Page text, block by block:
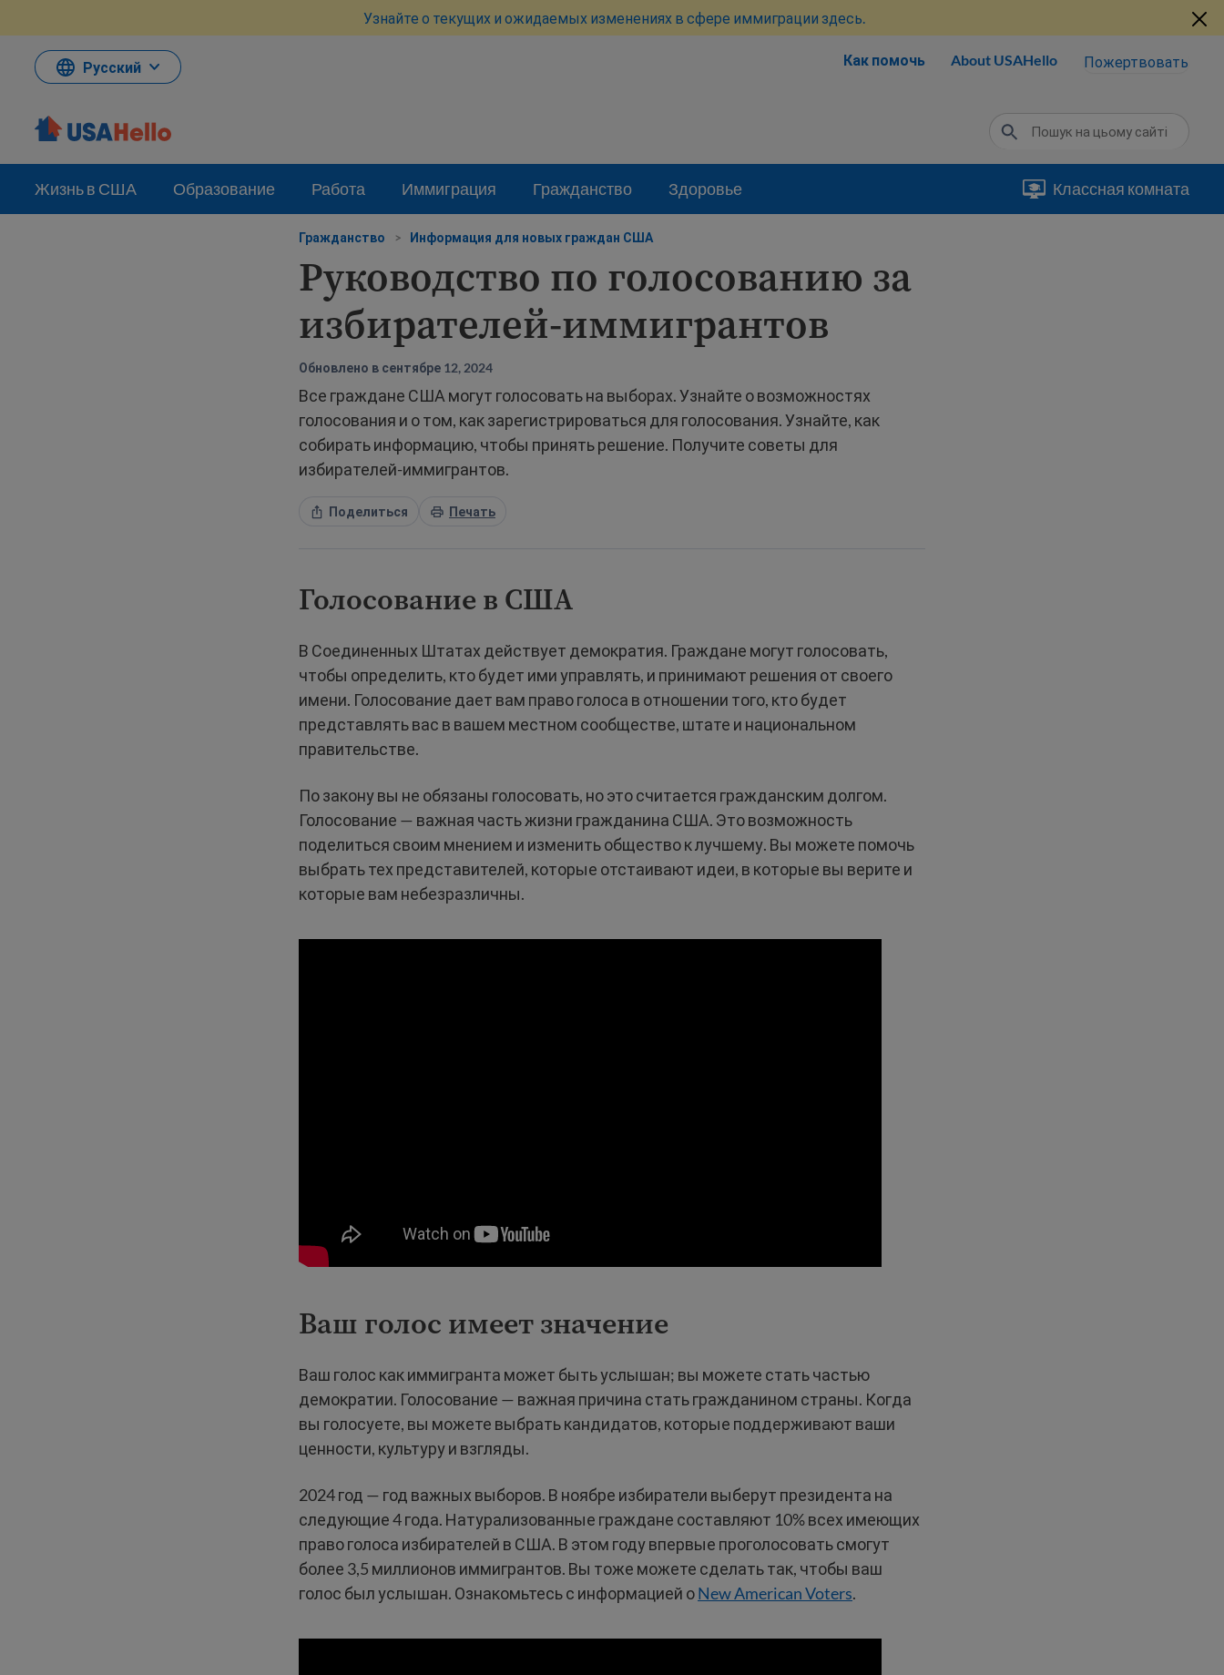
материалам
Узнайте о текущих и ожидаемых изменениях в сфере иммиграции здесь.
Русский Как помочь About USAHello Пожертвовать
Жизнь в США Образование Работа Иммиграция Гражданство Здоровье Классная комната
Гражданство > Информация для новых граждан США
Руководство по голосованию за
избирателей-иммигрантов
Обновлено в сентябре 12, 2024
Все граждане США могут голосовать на выборах. Узнайте о возможностях
голосования и о том, как зарегистрироваться для голосования. Узнайте, как
собирать информацию, чтобы принять решение. Получите советы для
избирателей-иммигрантов.
Поделиться Печать
Голосование в США
В Соединенных Штатах действует демократия. Граждане могут голосовать,
чтобы определить, кто будет ими управлять, и принимают решения от своего
имени. Голосование дает вам право голоса в отношении того, кто будет
представлять вас в вашем местном сообществе, штате и национальном
правительстве.
По закону вы не обязаны голосовать, но это считается гражданским долгом.
Голосование — важная часть жизни гражданина США. Это возможность
поделиться своим мнением и изменить общество к лучшему. Вы можете помочь
выбрать тех представителей, которые отстаивают идеи, в которые вы верите и
которые вам небезразличны.
Ваш голос имеет значение
Ваш голос как иммигранта может быть услышан; вы можете стать частью
демократии. Голосование — важная причина стать гражданином страны. Когда
вы голосуете, вы можете выбрать кандидатов, которые поддерживают ваши
ценности, культуру и взгляды.
2024 год — год важных выборов. В ноябре избиратели выберут президента на
следующие 4 года. Натурализованные граждане составляют 10% всех имеющих
право голоса избирателей в США. В этом году впервые проголосовать смогут
более 3,5 миллионов иммигрантов. Вы тоже можете сделать так, чтобы ваш
голос был услышан. Ознакомьтесь с информацией оNew American Voters.